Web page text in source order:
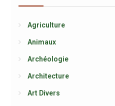
Agriculture
Animaux
Archéologie
Architecture
Art Divers